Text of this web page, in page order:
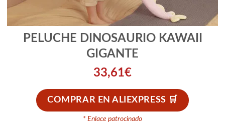
PELUCHE DINOSAURIO KAWAII
GIGANTE
33,61€
COMPRAR EN ALIEXPRESS
* Enlace patrocinado